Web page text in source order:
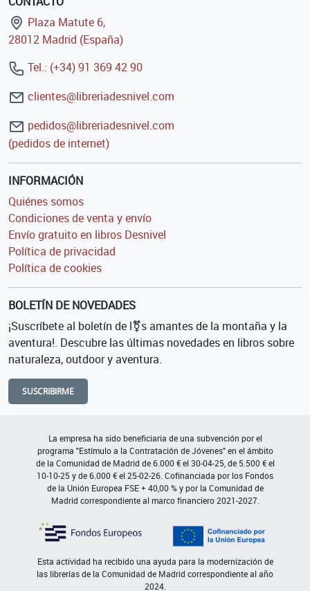
Plaza Matute 6,
28012 Madrid (España)
Tel.: (+34) 91 369 42 90
clientes@libreriadesnivel.com
pedidos@libreriadesnivel.com
(pedidos de internet)
INFORMACIÓN
Quiénes somos
Condiciones de venta y envío
Envío gratuito en libros Desnivel
Política de privacidad
Política de cookies
BOLETÍN DE NOVEDADES
¡Suscríbete al boletín de l⚧s amantes de la montaña y la
aventura!. Descubre las últimas novedades en libros sobre
naturaleza, outdoor y aventura.
SUSCRIBIRME
La empresa ha sido beneficiaria de una subvención por el
programa "Estímulo a la Contratación de Jóvenes" en el ámbito
de la Comunidad de Madrid de 6.000 € el 30-04-25, de 5.500 € el
10-10-25 y de 6.000 € el 25-02-26. Cofinanciada por los Fondos
de la Unión Europea FSE + 40,00 % y por la Comunidad de
Madrid correspondiente al marco financiero 2021-2027.
Esta actividad ha recibido una ayuda para la modernización de
las librerías de la Comunidad de Madrid correspondiente al año
2024.